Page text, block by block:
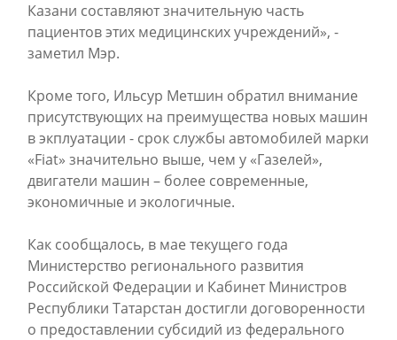
Казани составляют значительную часть
пациентов этих медицинских учреждений», -
заметил Мэр.
Кроме того, Ильсур Метшин обратил внимание
присутствующих на преимущества новых машин
в экплуатации - срок службы автомобилей марки
«Fiat» значительно выше, чем у «Газелей»,
двигатели машин – более современные,
экономичные и экологичные.
Как сообщалось, в мае текущего года
Министерство регионального развития
Российской Федерации и Кабинет Министров
Республики Татарстан достигли договоренности
о предоставлении субсидий из федерального